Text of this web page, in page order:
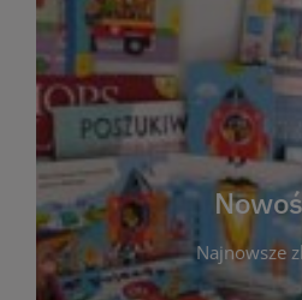
Najnowsze
W tej sekcji prezentujemy
audiobooki oraz filmy, które
zbiorów Miejskiej
Starachowicach. Regularnie
aby Czytelnicy mogli na
tytuły i najciekawsze
pozycja opatrzona jest
informacją o dostępności w